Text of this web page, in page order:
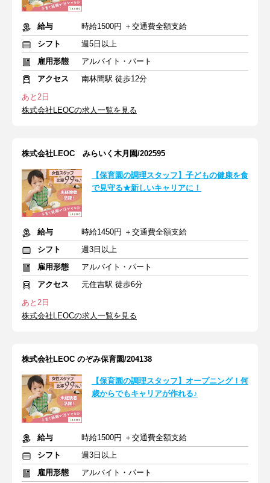
給与
時給1500円 ＋交通費全額支給
シフト
週5日以上
雇用形態
アルバイト・パート
アクセス
南林間駅 徒歩12分
あと2日
株式会社LEOCの求人一覧を見る
株式会社LEOC みらいく木月園/202595
【保育園の調理スタッフ】子どもの健康を食
で見守る★新しいキャリアに！
給与
時給1450円 ＋交通費全額支給
シフト
週3日以上
雇用形態
アルバイト・パート
アクセス
元住吉駅 徒歩6分
あと2日
株式会社LEOCの求人一覧を見る
株式会社LEOC のぞみ保育園/204138
【保育園の調理スタッフ】オープニング！何
歳からでもキャリアが作れる♪
給与
時給1500円 ＋交通費全額支給
シフト
週3日以上
雇用形態
アルバイト・パート